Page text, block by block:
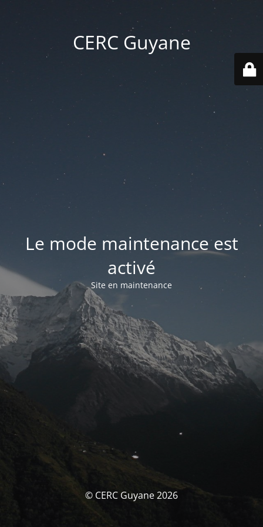
CERC Guyane
Le mode maintenance est
activé
Site en maintenance
© CERC Guyane 2026